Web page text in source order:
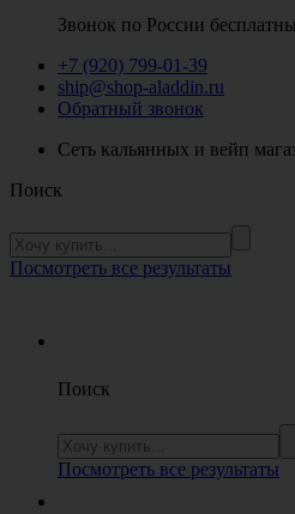
Звонок по России
+7 (920) 799-01-39
ship@shop-aladdin.ru
Обратный звонок
Сеть кальянных и вейп
Поиск
Посмотреть все результаты
Поиск
Посмотреть все результаты